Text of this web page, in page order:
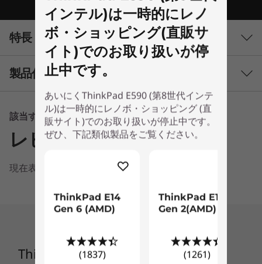
特長
パワフルなパフォーマンス
第8世代インテル® Core™ プロセッサー搭載。高
製品仕様
パフォーマンス
プロセッサー
Core™ プロセッサー
Windows 10 Pro
その他のエディション選択可能
最大 32GB
該当する情報はありません
レビュー
現在表示できる情報はありません
ThinkPad E590 (第8世代インテル)
インテル)は一時的にレノ
ボ・ショッピング(直販サ
イト)でのお取り扱いが停
止中です。
あいにくThinkPad E590 (第8世代インテ
ル)は一時的にレノボ・ショッピング (直
販サイト)でのお取り扱いが停止中です。
ぜひ、下記類似製品をご覧ください。
ThinkPad E14
Gen 6 (AMD)
(1837)
ThinkPad E16
Gen 2(AMD)
(1261)